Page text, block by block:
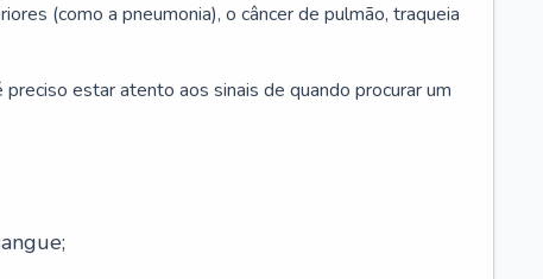
(como a pneumonia), o câncer de pulmão, traqueia
estar atento aos sinais de quando procurar um